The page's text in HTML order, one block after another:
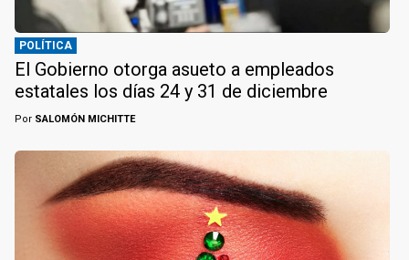
POLÍTICA
El Gobierno otorga asueto a empleados
estatales los días 24 y 31 de diciembre
Por SALOMÓN MICHITTE